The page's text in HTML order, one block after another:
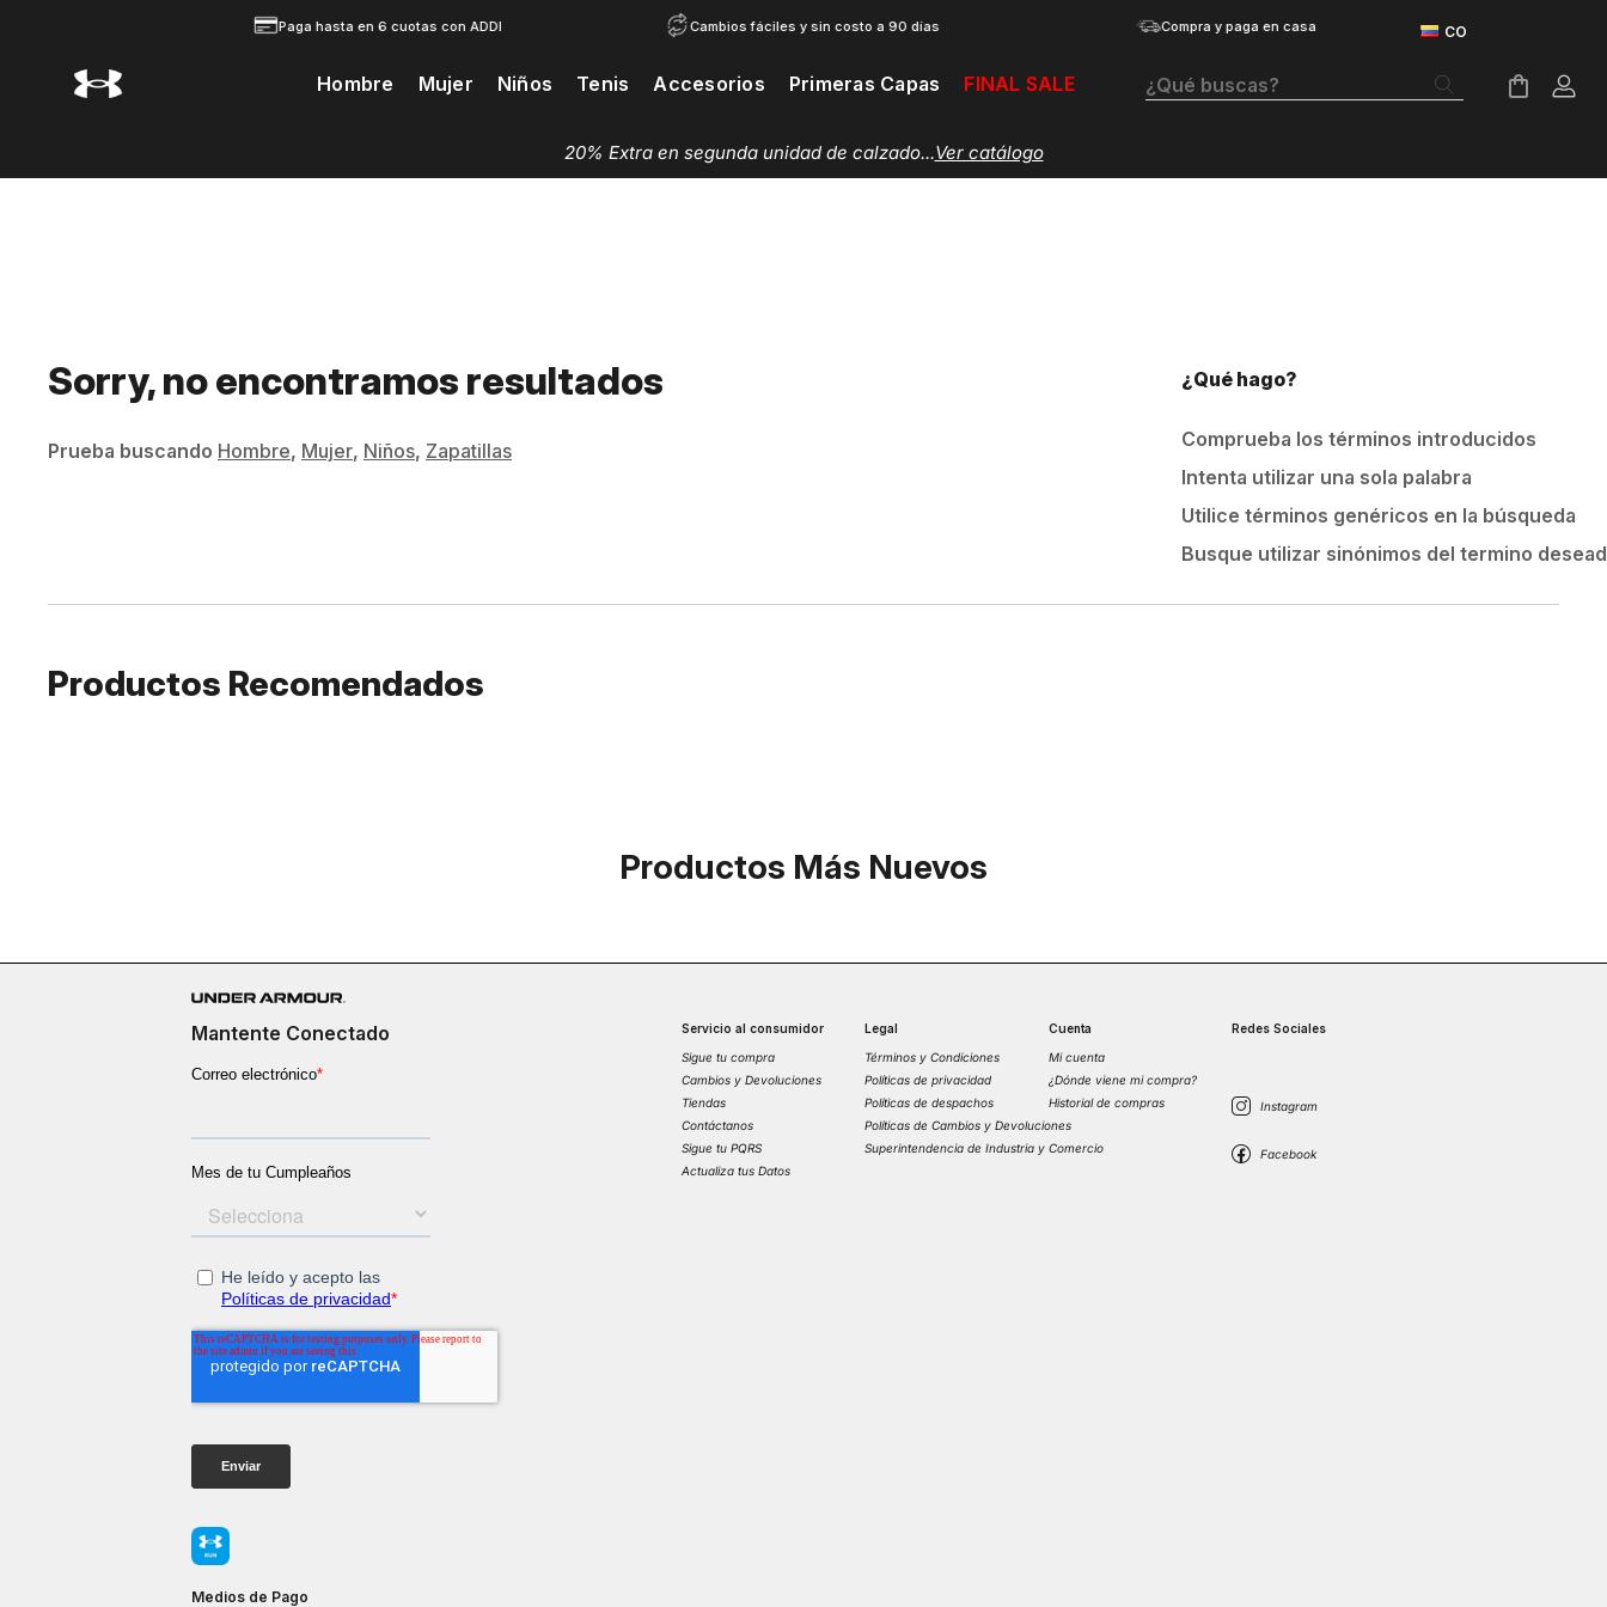
Paga hasta en 6 cuotas con ADDI Cambios fáciles y sin costo a 90 días Compra y paga en casa
Hombre Mujer Niños Tenis Accesorios Primeras Capas FINAL SALE ¿Qué buscas?
20% Extra en segunda unidad de calzado...Ver catálogo
Sorry, no encontramos resultados
Prueba buscando Hombre, Mujer, Niños, Zapatillas
¿Qué hago?
Comprueba los términos introducidos
Intenta utilizar una sola palabra
Utilice términos genéricos en la búsqueda
Busque utilizar sinónimos del termino
Productos Recomendados
Productos Más Nuevos
Mantente Conectado
Medios de Pago
Servicio al consumidor
Sigue tu compra
Cambios y Devoluciones
Tiendas
Contáctanos
Sigue tu PQRS
Actualiza tus Datos
Legal
Términos y Condiciones
Políticas de privacidad
Políticas de despachos
Políticas de Cambios y Devoluciones
Superintendencia de Industria y Comercio
Cuenta
Mi cuenta
¿Dónde viene mi compra?
Historial de compras
Redes Sociales
Botas
Velociti Distance
Guayos
Velociti